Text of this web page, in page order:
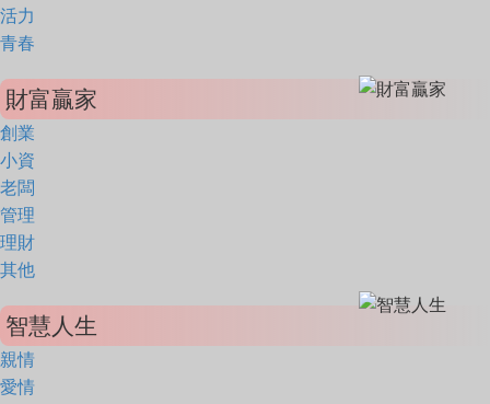
活力
青春
財富贏家
創業
小資
老闆
管理
理財
其他
智慧人生
親情
愛情